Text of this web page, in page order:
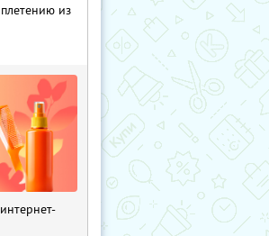
из